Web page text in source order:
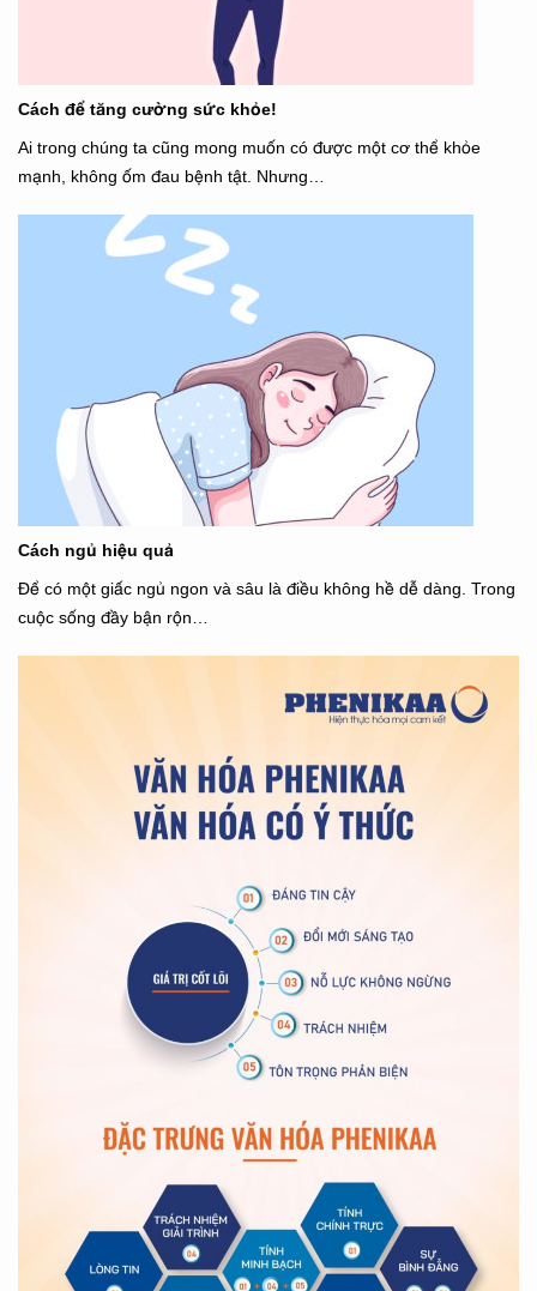
Cách để tăng cường sức khỏe!
Ai trong chúng ta cũng mong muốn có được một cơ thể khỏe
mạnh, không ốm đau bệnh tật. Nhưng…
Cách ngủ hiệu quả
Để có một giấc ngủ ngon và sâu là điều không hề dễ dàng. Trong
cuộc sống đầy bận rộn…